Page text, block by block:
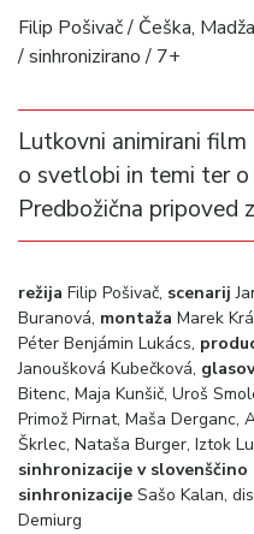
Filip Pošivač / Češka,
/ sinhronizirano / 7+
Lutkovni animirani
o svetlobi in temi ter o
Predbožična pripoved
režija Filip Pošivač, scenarij
Buranová, montaža Marek
Péter Benjámin Lukács,
Janoušková Kubečková,
Bitenc, Maja Kunšič, Uroš
Primož Pirnat, Maša Derganc,
Škrlec, Nataša Burger, Iztok
sinhronizacije v slovenščino
sinhronizacije Sašo Kalan,
Demiurg